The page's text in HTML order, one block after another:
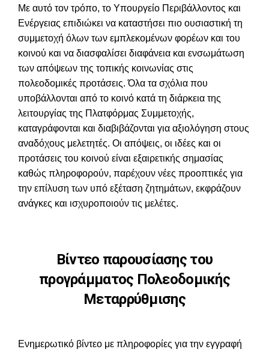
Με αυτό τον τρόπο, το Υπουργείο Περιβάλλοντος και
Ενέργειας επιδιώκει να καταστήσει πιο ουσιαστική τη
συμμετοχή όλων των εμπλεκομένων φορέων και του
κοινού και να διασφαλίσει διαφάνεια και ενσωμάτωση
των απόψεων της τοπικής κοινωνίας στις
πολεοδομικές προτάσεις. Όλα τα σχόλια που
υποβάλλονται από το κοινό κατά τη διάρκεια της
λειτουργίας της Πλατφόρμας Συμμετοχής,
καταγράφονται και διαβιβάζονται για αξιολόγηση στους
αναδόχους μελετητές. Οι απόψεις, οι ιδέες και οι
προτάσεις του κοινού είναι εξαιρετικής σημασίας
καθώς πληροφορούν, παρέχουν νέες προοπτικές για
την επίλυση των υπό εξέταση ζητημάτων, εκφράζουν
ανάγκες και ισχυροποιούν τις μελέτες.
Βίντεο παρουσίασης του
προγράμματος Πολεοδομικής
Μεταρρύθμισης
Ενημερωτικό βίντεο με πληροφορίες για την εγγραφή